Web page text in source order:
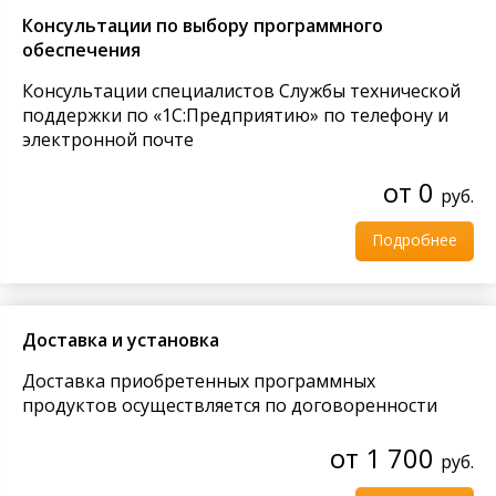
Контроль состава цикловых-методических
комиссий.
мероприятий.
Лицензия на сервер
Лицензия на сервер (x86-64) 104 700руб.
7 700руб.
5 рабочих мест 26 200руб.
10 рабочих мест
20 рабочих мест 94 400
226 600руб.
Консультации по выбору программного
обеспечения
Консультации специалистов Службы технической
поддержки по «1С:Предприятию» по телефону и
электронной почте
от 0 руб.
Подробнее
Доставка и установка
Доставка приобретенных программных
продуктов осуществляется по договоренности
от 1 700 руб.